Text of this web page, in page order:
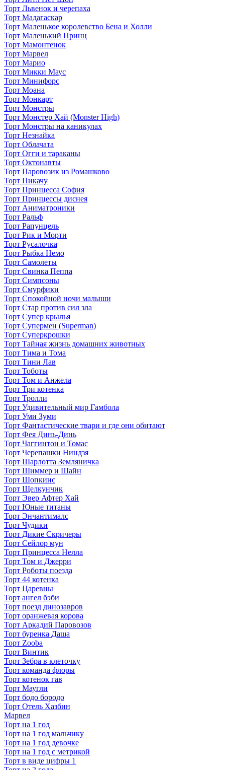
Торт Львенок и черепаха
Торт Мадагаскар
Торт Маленькое королевство Бена и Холли
Торт Маленький Принц
Торт Мамонтенок
Торт Марвел
Торт Марио
Торт Микки Маус
Торт Минифорс
Торт Моана
Торт Монкарт
Торт Монстры
Торт Монстер Хай (Monster High)
Торт Монстры на каникулах
Торт Незнайка
Торт Облачата
Торт Огги и тараканы
Торт Октонавты
Торт Паровозик из Ромашково
Торт Пикачу
Торт Принцесса София
Торт Принцессы диснея
Торт Аниматроники
Торт Ральф
Торт Рапунцель
Торт Рик и Морти
Торт Русалочка
Торт Рыбка Немо
Торт Самолеты
Торт Свинка Пеппа
Торт Симпсоны
Торт Смурфики
Торт Спокойной ночи малыши
Торт Стар против сил зла
Торт Супер крылья
Торт Супермен (Superman)
Торт Суперкрошки
Торт Тайная жизнь домашних животных
Торт Тима и Тома
Торт Тини Лав
Торт Тоботы
Торт Том и Анжела
Торт Три котенка
Торт Тролли
Торт Удивительный мир Гамбола
Торт Уми Зуми
Торт Фантастические твари и где они обитают
Торт Фея Динь-Динь
Торт Чаггинтон и Томас
Торт Черепашки Ниндзя
Торт Шарлотта Земляничка
Торт Шиммер и Шайн
Торт Шопкинс
Торт Щелкунчик
Торт Эвер Афтер Хай
Торт Юные титаны
Торт Энчантималс
Торт Чудики
Торт Дикие Скричеры
Торт Сейлор мун
Торт Принцесса Нелла
Торт Том и Джерри
Торт Роботы поезда
Торт 44 котенка
Торт Царевны
Торт ангел бэби
Торт поезд динозавров
Торт оранжевая корова
Торт Аркадий Паровозов
Торт буренка Даша
Торт Zooba
Торт Винтик
Торт Зебра в клеточку
Торт команда флоры
Торт котенок гав
Торт Маугли
Торт бодо бородо
Торт Отель Хазбин
Марвел
Торт на 1 год
Торт на 1 год мальчику
Торт на 1 год девочке
Торт на 1 год с метрикой
Торт в виде цифры 1